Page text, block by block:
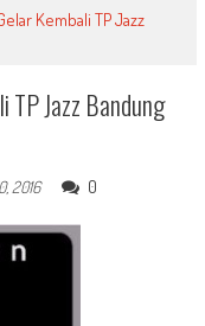
Kembali TP Jazz
TP Jazz Bandung
2016 0